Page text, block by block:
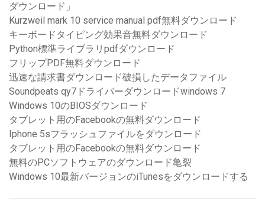
ダウンロード」
Kurzweil mark 10 service manual pdf無料ダウンロード
キーボードタイピング効果音無料ダウンロード
Python標準ライブラリpdfダウンロード
フリップPDF無料ダウンロード
迅速な請求書ダウンロード破損したデータファイル
Soundpeats qy7ドライバーダウンロードwindows 7
Windows 10のBIOSダウンロード
タブレット用のFacebookの無料ダウンロード
Iphone 5sフラッシュファイルをダウンロード
タブレット用のFacebookの無料ダウンロード
無料のPCソフトウェアのダウンロード亀裂
Windows 10最新バージョンのiTunesをダウンロードする